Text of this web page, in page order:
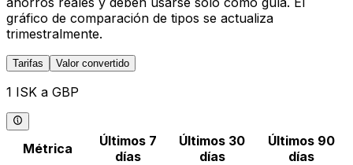
gráfico de comparación de tipos se actualiza
trimestralmente.
Tarifas Valor convertido
1 ISK a GBP
Métrica
Últimos 7
días
Últimos 30
días
Últimos 90
días